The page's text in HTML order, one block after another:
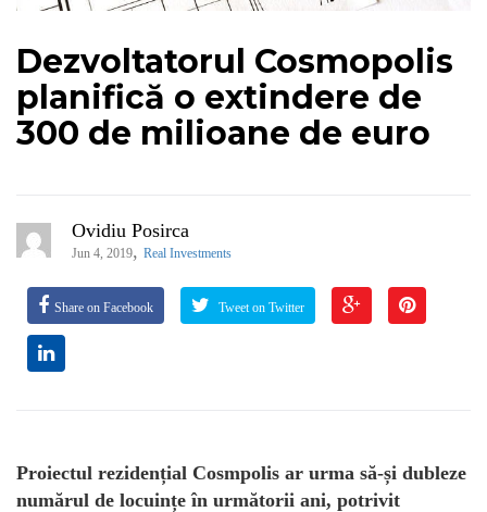
Dezvoltatorul Cosmopolis
planifică o extindere de
300 de milioane de euro
Ovidiu Posirca
Jun 4, 2019, Real Investments
Share on Facebook Tweet on Twitter
Proiectul rezidențial Cosmpolis ar urma să-și dubleze
numărul de locuințe în următorii ani, potrivit